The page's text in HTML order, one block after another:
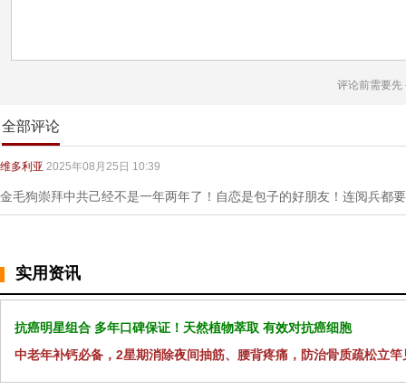
评论前需要先
全部评论
维多利亚 2025年08月25日 10:39
金毛狗崇拜中共己经不是一年两年了！自恋是包子的好朋友！连阅兵都
实用资讯
抗癌明星组合 多年口碑保证！天然植物萃取 有效对抗癌细胞
中老年补钙必备，2星期消除夜间抽筋、腰背疼痛，防治骨质疏松立竿